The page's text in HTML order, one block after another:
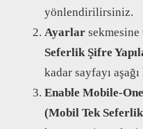
yönlendirilirsiniz.
Ayarlar sekmesine
Seferlik Şifre
kadar sayfayı aşağı
Enable Mobile-
(Mobil Tek